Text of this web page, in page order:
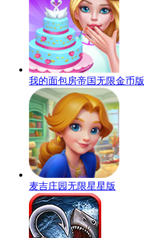
我的面包房帝国无限金币版
麦吉庄园无限星星版